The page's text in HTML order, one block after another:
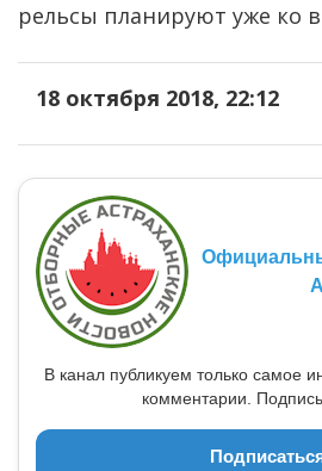
рельсы планируют уже ко
18 октября 2018, 22:12
В канал публикуем только самое
комментарии.